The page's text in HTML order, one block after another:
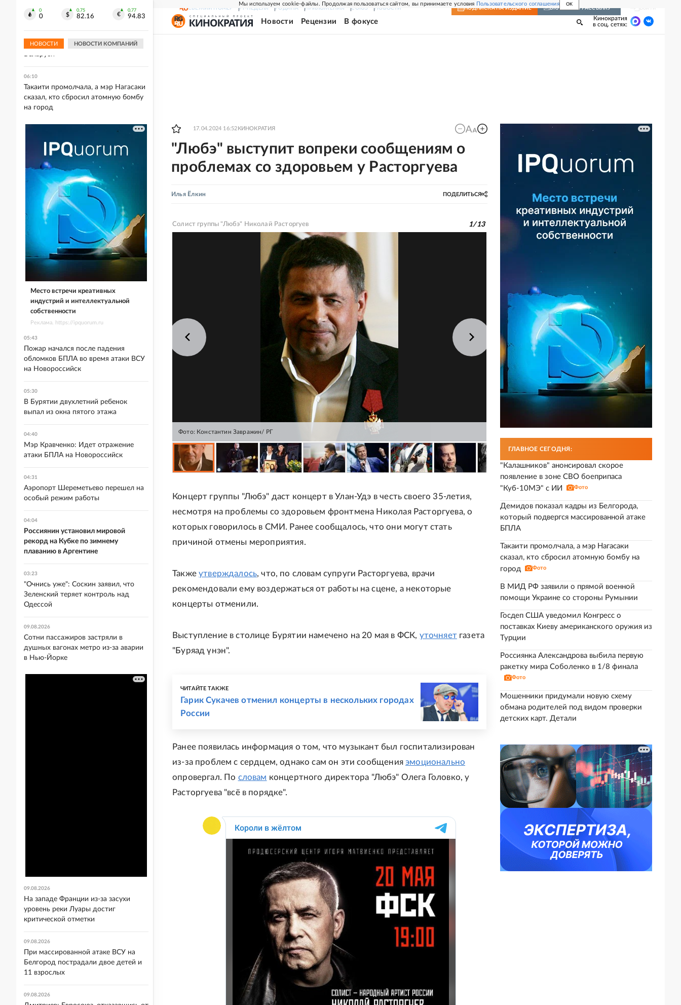
Мы используем cookie-файлы. Продолжая пользоваться сайтом, вы принимаете условия Пользовательского соглашения OK
СВЕЖИЙ НОМЕР РГ-НЕДЕЛЯ РОДИНА ПРИЛОЖЕНИЯ СОЮЗ НОВОСТИ ПОДПИСКА НА ИЗДАНИЕ ВКЛЮЧИТЬ РАССЫЛКУ
Новости Рецензии В фокусе
Кинократия
в соц. сетях:
17.04.2024 16:52 КИНОКРАТИЯ
"Любэ" выступит вопреки сообщениям о
проблемах со здоровьем у Расторгуева
Илья Ёлкин ПОДЕЛИТЬСЯ
Солист группы "Любэ" Николай Расторгуев 1/13
Фото: Константин Завражин/ РГ
Концерт группы "Любэ" даст концерт в Улан-Удэ в честь своего 35-летия,
несмотря на проблемы со здоровьем фронтмена Николая Расторгуева, о
которых говорилось в СМИ. Ранее сообщалось, что они могут стать
причиной отмены мероприятия.
Такжеутверждалось, что, по словам супруги Расторгуева, врачи
рекомендовали ему воздержаться от работы на сцене, а некоторые
концерты отменили.
Выступление в столице Бурятии намечено на 20 мая в ФСК, уточняетгазета
"Буряад үнэн".
ЧИТАЙТЕ ТАКЖЕ
Гарик Сукачев отменил концерты в нескольких городах
России
Ранее появилась информация о том, что музыкант был госпитализирован
из-за проблем с сердцем, однако сам он эти сообщенияэмоционально
опровергал. По словам концертного директора "Любэ" Олега Головко, у
Расторгуева "всё в порядке".
ГЛАВНОЕ СЕГОДНЯ:
"Калашников" анонсировал скорое
появление в зоне СВО боеприпаса
"Куб-10МЭ" с ИИ
Фото
Демидов показал кадры из Белгорода,
который подвергся массированной атаке
БПЛА
Такаити промолчала, а мэр Нагасаки
сказал, кто сбросил атомную бомбу на
город
Фото
В МИД РФ заявили о прямой военной
помощи Украине со стороны Румынии
Госдеп США уведомил Конгресс о
поставках Киеву американского оружия из
Турции
Россиянка Александрова выбила первую
ракетку мира Соболенко в 1/8 финала
Фото
Мошенники придумали новую схему
обмана родителей под видом проверки
детских карт. Детали
0
0
0.75
82.16
0.77
94.83
НОВОСТИ НОВОСТИ КОМПАНИЙ
восстановлено во всех регионах
Беларуси
06:10
Такаити промолчала, а мэр Нагасаки
сказал, кто сбросил атомную бомбу
на город
Место встречи креативных
индустрий и интеллектуальной
собственности
Реклама. https://ipquorum.ru
05:43
Пожар начался после падения
обломков БПЛА во время атаки ВСУ
на Новороссийск
05:30
В Бурятии двухлетний ребенок
выпал из окна пятого этажа
04:40
Мэр Кравченко: Идет отражение
атаки БПЛА на Новороссийск
04:31
Аэропорт Шереметьево перешел на
особый режим работы
04:04
Россиянин установил мировой
рекорд на Кубке по зимнему
плаванию в Аргентине
03:23
"Очнись уже": Соскин заявил, что
Зеленский теряет контроль над
Одессой
09.08.2026
Сотни пассажиров застряли в
душных вагонах метро из-за аварии
в Нью-Йорке
09.08.2026
На западе Франции из-за засухи
уровень реки Луары достиг
критической отметки
09.08.2026
При массированной атаке ВСУ на
Белгород пострадали двое детей и
11 взрослых
09.08.2026